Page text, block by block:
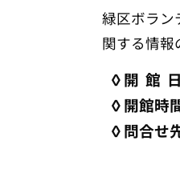
緑区ボラン
関する情報
◊開 館
◊開館時
◊問合せ